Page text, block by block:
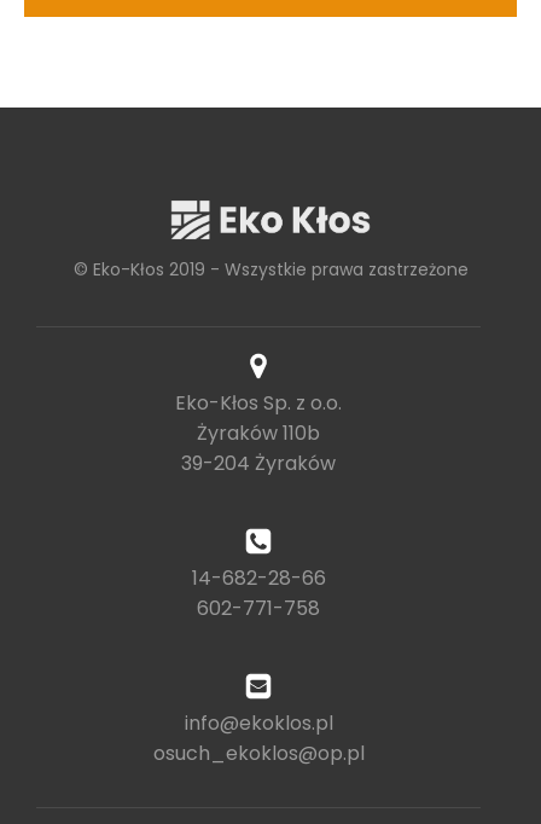
© Eko-Kłos 2019 - Wszystkie prawa zastrzeżone
Eko-Kłos Sp. z o.o.
Żyraków 110b
39-204 Żyraków
14-682-28-66
602-771-758
info@ekoklos.pl
osuch_ekoklos@op.pl